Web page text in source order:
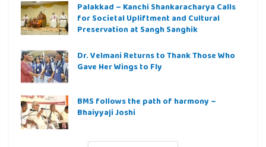
Palakkad – Kanchi Shankaracharya Calls
for Societal Upliftment and Cultural
Preservation at Sangh Sanghik
Dr. Velmani Returns to Thank Those Who
Gave Her Wings to Fly
BMS follows the path of harmony –
Bhaiyyaji Joshi